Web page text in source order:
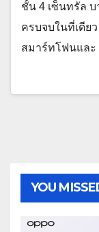
ชั้น 4 เซ็นทรัล
ครบจบในที่เดีย
สมาร์ทโฟนแล
YOU